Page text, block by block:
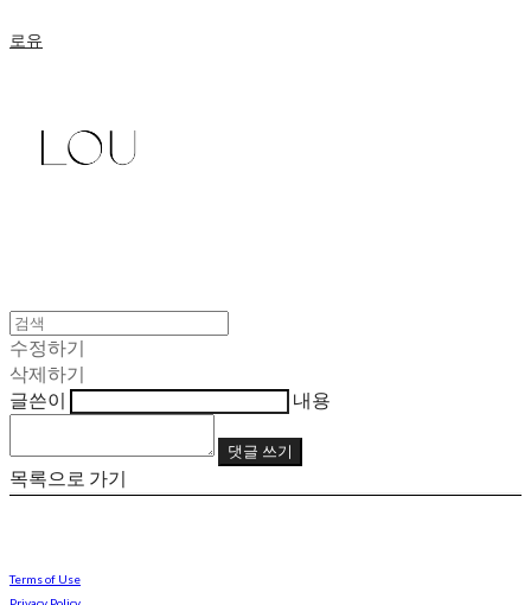
로유
수정하기
삭제하기
글쓴이
내용
댓글 쓰기
목록으로 가기
Terms of Use